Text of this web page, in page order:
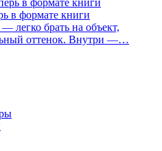
в формате книги
легко брать на объект,
оттенок. Внутри —…